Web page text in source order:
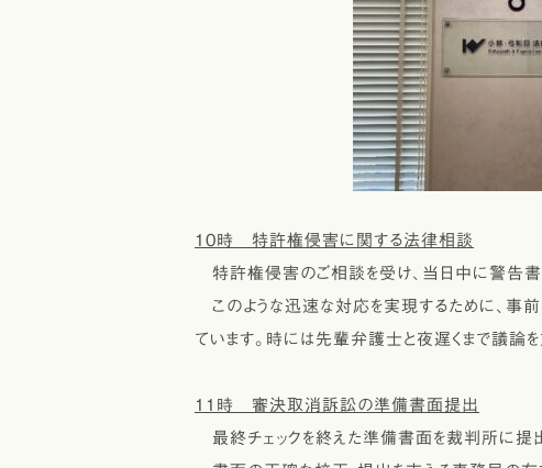
10時 特許権侵害に関する法律相談
特許権侵害のご相談を受け、当日中に警告書
このような迅速な対応を実現するために、事
ています。時には先輩弁護士と夜遅くまで議論を
11時 審決取消訴訟の準備書面提出
最終チェックを終えた準備書面を裁判所に提